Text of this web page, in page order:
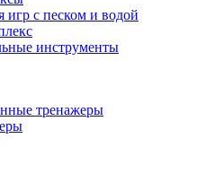
игр с песком и водой
инструменты
тренажеры